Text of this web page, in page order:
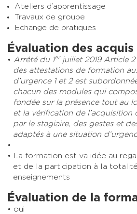
Ateliers d’apprentissage
Travaux de groupe
Echange de pratiques
Évaluation des acquis
Arrêté du 1erjuillet 2019 Article 2
des attestations de formation
d’urgence 1 et 2 est
chacun des modules qui
fondée sur la présence tout au
et la vérification de l’acquisition
par le stagiaire, des gestes et
adaptés à une situation
La formation est validée au
et de la participation à la
enseignements
Évaluation de la
oui